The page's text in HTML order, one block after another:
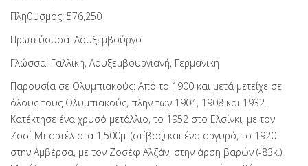
Πληθυσμός: 576,250
Πρωτεύουσα: Λουξεμβούργο
Γλώσσα: Γαλλική, Λουξεμβουργιανή, Γερμανική
Παρουσία σε Ολυμπιακούς: Από το 1900 και μετά μετείχε σε
όλους τους Ολυμπιακούς, πλην των 1904, 1908 και 1932.
Κατέκτησε ένα χρυσό μετάλλιο, το 1952 στο Ελσίνκι, με τον
Ζοσί Μπαρτέλ στα 1.500μ. (στίβος) και ένα αργυρό, το 1920
στην Αμβέρσα, με τον Ζοσέφ Αλζάν, στην άρση βαρών (-83κ.).